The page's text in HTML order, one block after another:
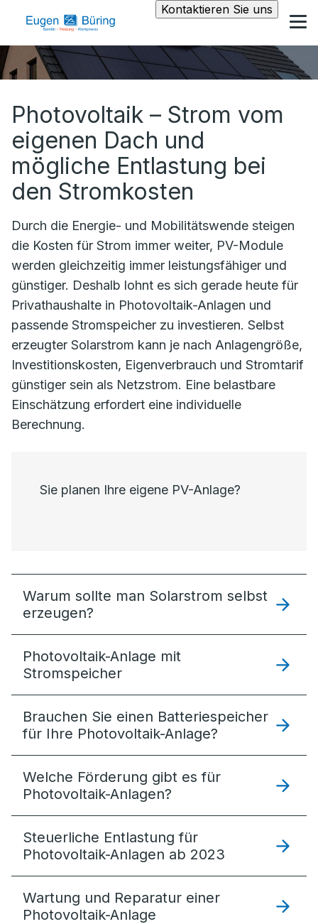
Kontaktieren Sie uns
Photovoltaik – Strom vom
eigenen Dach und
mögliche Entlastung bei
den Stromkosten
Durch die Energie- und Mobilitätswende steigen
die Kosten für Strom immer weiter, PV-Module
werden gleichzeitig immer leistungsfähiger und
günstiger. Deshalb lohnt es sich gerade heute für
Privathaushalte in Photovoltaik-Anlagen und
passende Stromspeicher zu investieren. Selbst
erzeugter Solarstrom kann je nach Anlagengröße,
Investitionskosten, Eigenverbrauch und Stromtarif
günstiger sein als Netzstrom. Eine belastbare
Einschätzung erfordert eine individuelle
Berechnung.
Sie planen Ihre eigene PV-Anlage?
Warum sollte man Solarstrom selbst
erzeugen?
Photovoltaik-Anlage mit
Stromspeicher
Brauchen Sie einen Batteriespeicher
für Ihre Photovoltaik-Anlage?
Welche Förderung gibt es für
Photovoltaik-Anlagen?
Steuerliche Entlastung für
Photovoltaik-Anlagen ab 2023
Wartung und Reparatur einer
Photovoltaik-Anlage